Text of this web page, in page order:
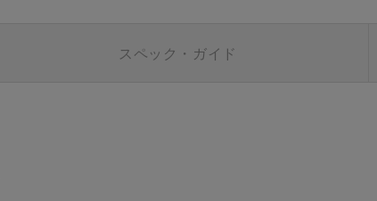
スペック・ガイド